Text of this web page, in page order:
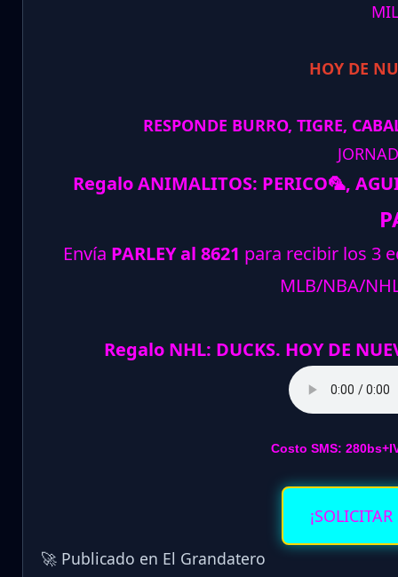
HOY DE
RESPONDE BURRO, TIGRE,
Regalo ANIMALITOS: PERICO🦜,
Envía PARLEY al 8621 para recibir los 3
MLB/NBA/
Regalo NHL: DUCKS. HOY DE
Costo SMS:
🚀 Publicado en El Grandatero